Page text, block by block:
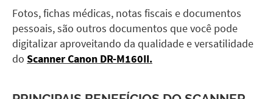
Fotos, fichas médicas, notas fiscais e documentos
pessoais, são outros documentos que você pode
digitalizar aproveitando da qualidade e versatilidade
do Scanner Canon DR-M160II.